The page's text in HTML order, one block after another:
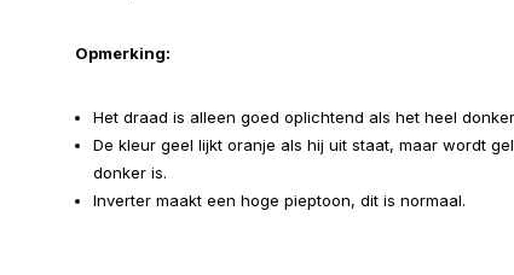
Opmerking:
Het draad is alleen goed oplichtend als het heel
De kleur geel lijkt oranje als hij uit staat, maar wordt
donker is.
Inverter maakt een hoge pieptoon, dit is normaal.